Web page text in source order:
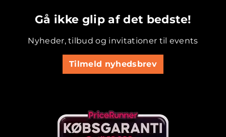
Gå ikke glip af det bedste!
Nyheder, tilbud og invitationer til events
Tilmeld nyhedsbrev